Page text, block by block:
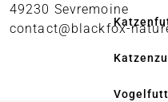
49230 Sevremoine
contact@blackfox-